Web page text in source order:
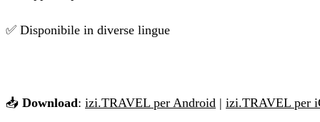
✅ Disponibile in diverse lingue
📥 Download: izi.TRAVEL per Android | izi.TRAVEL per